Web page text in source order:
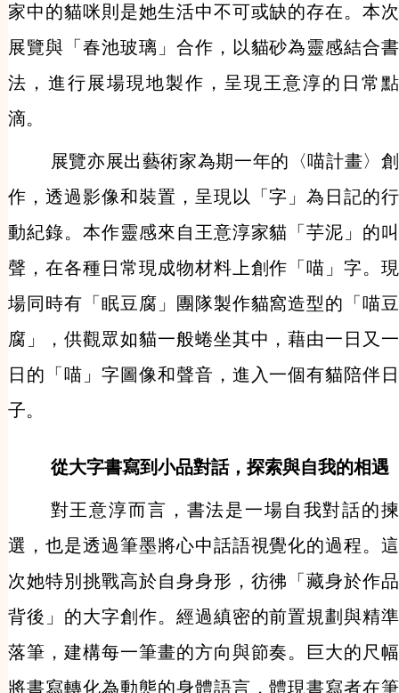
家中的貓咪則是她生活中不可或缺的存在。本次
展覽與「春池玻璃」合作，以貓砂為靈感結合書
法，進行展場現地製作，呈現王意淳的日常點
滴。
展覽亦展出藝術家為期一年的〈喵計畫〉創
作，透過影像和裝置，呈現以「字」為日記的行
動紀錄。本作靈感來自王意淳家貓「芋泥」的叫
聲，在各種日常現成物材料上創作「喵」字。現
場同時有「眠豆腐」團隊製作貓窩造型的「喵豆
腐」，供觀眾如貓一般蜷坐其中，藉由一日又一
日的「喵」字圖像和聲音，進入一個有貓陪伴日
子。
從大字書寫到小品對話，探索與自我的相遇
對王意淳而言，書法是一場自我對話的揀
選，也是透過筆墨將心中話語視覺化的過程。這
次她特別挑戰高於自身身形，彷彿「藏身於作品
背後」的大字創作。經過縝密的前置規劃與精準
落筆，建構每一筆畫的方向與節奏。巨大的尺幅
將書寫轉化為動態的身體語言，體現書寫者在筆